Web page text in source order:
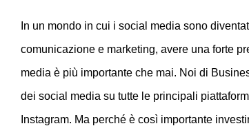
Italiano
In un mondo in cui i social media sono
comunicazione e marketing, avere una forte
media è più importante che mai. Noi di
dei social media su tutte le principali
Instagram. Ma perché è così importante